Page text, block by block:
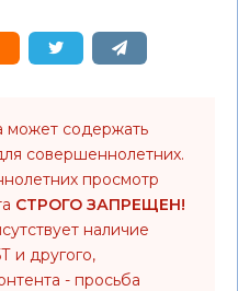
может содержать
совершеннолетних.
просмотр
СТРОГО ЗАПРЕЩЕН!
наличие
и другого,
- просьба